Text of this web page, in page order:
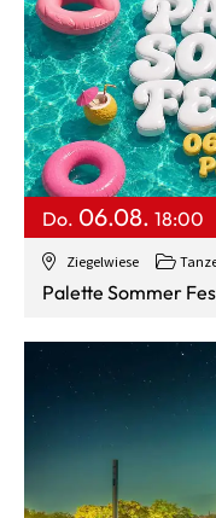
Ziegelwiese
Do. 06.08. 18:00
Palette Sommer